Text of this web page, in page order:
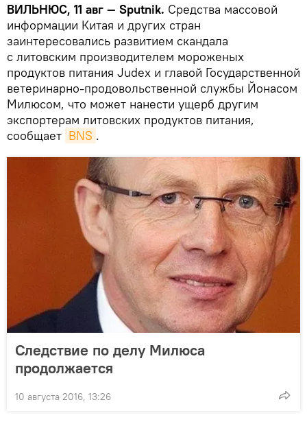
ВИЛЬНЮС, 11 авг — Sputnik. Средства массовой
информации Китая и других стран
заинтересовались развитием скандала
с литовским производителем мороженых
продуктов питания Judex и главой Государственной
ветеринарно-продовольственной службы Йонасом
Милюсом, что может нанести ущерб другим
экспортерам литовских продуктов питания,
сообщает BNS .
Следствие по делу Милюса
продолжается
10 августа 2016, 13:26